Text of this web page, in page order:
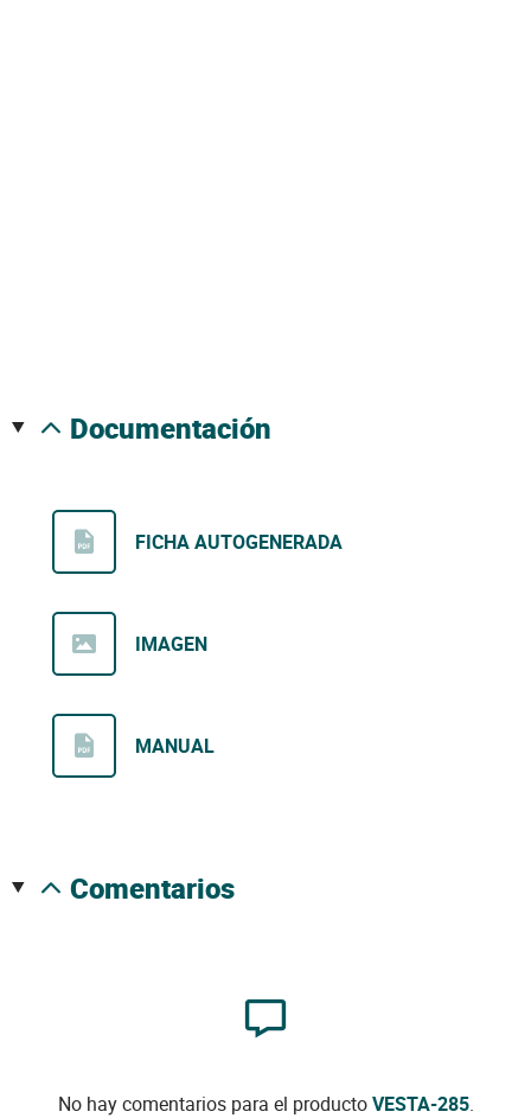
documentación
FICHA AUTOGENERADA
IMAGEN
MANUAL
comentarios
No hay comentarios para el productoVESTA-285.